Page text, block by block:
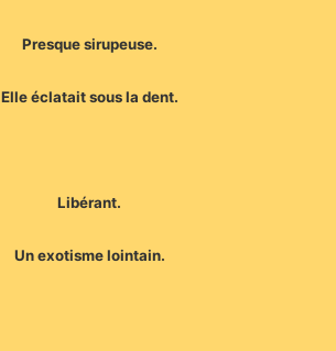
Presque sirupeuse.
Elle éclatait sous la dent.
Libérant.
Un exotisme lointain.